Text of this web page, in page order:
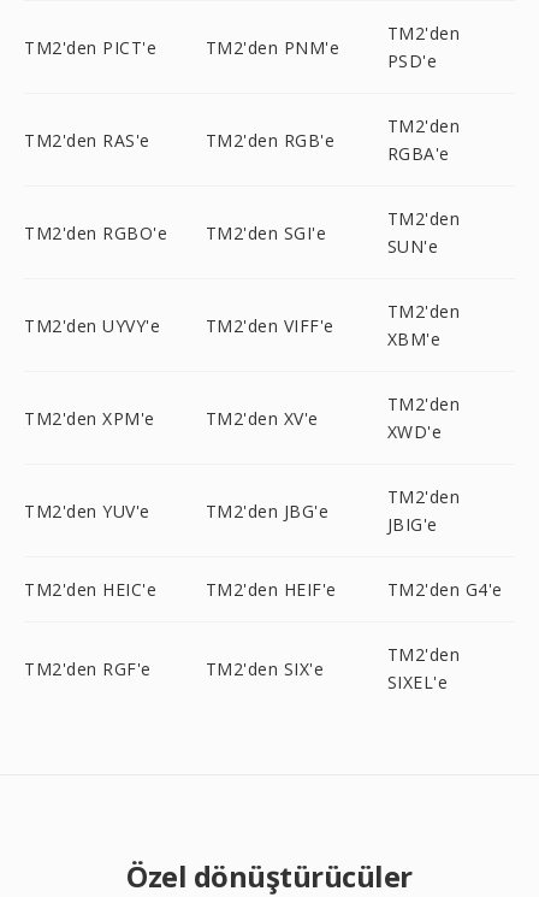
TM2'den PICT'e TM2'den PNM'e
TM2'den
PSD'e
TM2'den RAS'e TM2'den RGB'e
TM2'den
RGBA'e
TM2'den RGBO'e TM2'den SGI'e
TM2'den
SUN'e
TM2'den UYVY'e TM2'den VIFF'e
TM2'den
XBM'e
TM2'den XPM'e TM2'den XV'e
TM2'den
XWD'e
TM2'den YUV'e TM2'den JBG'e
TM2'den
JBIG'e
TM2'den HEIC'e TM2'den HEIF'e TM2'den G4'e
TM2'den RGF'e TM2'den SIX'e
TM2'den
SIXEL'e
Özel dönüştürücüler